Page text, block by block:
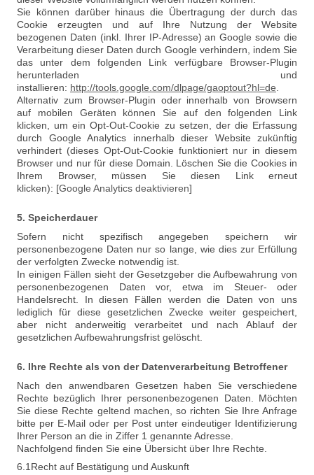
Sie können darüber hinaus die Übertragung der durch das
Cookie erzeugten und auf Ihre Nutzung der Website
bezogenen Daten (inkl. Ihrer IP-Adresse) an Google sowie die
Verarbeitung dieser Daten durch Google verhindern, indem Sie
das unter dem folgenden Link verfügbare Browser-Plugin
herunterladen und
installieren: http://tools.google.com/dlpage/gaoptout?hl=de
Alternativ zum Browser-Plugin oder innerhalb von Browsern
auf mobilen Geräten können Sie auf den folgenden Link
klicken, um ein Opt-Out-Cookie zu setzen, der die Erfassung
durch Google Analytics innerhalb dieser Website zukünftig
verhindert (dieses Opt-Out-Cookie funktioniert nur in diesem
Browser und nur für diese Domain. Löschen Sie die Cookies in
Ihrem Browser, müssen Sie diesen Link erneut
klicken): [Google Analytics deaktivieren]
5. Speicherdauer
Sofern nicht spezifisch angegeben speichern wir
personenbezogene Daten nur so lange, wie dies zur Erfüllung
der verfolgten Zwecke notwendig ist.
In einigen Fällen sieht der Gesetzgeber die Aufbewahrung von
personenbezogenen Daten vor, etwa im Steuer- oder
Handelsrecht. In diesen Fällen werden die Daten von uns
lediglich für diese gesetzlichen Zwecke weiter gespeichert,
aber nicht anderweitig verarbeitet und nach Ablauf der
gesetzlichen Aufbewahrungsfrist gelöscht.
6. Ihre Rechte als von der Datenverarbeitung Betroffener
Nach den anwendbaren Gesetzen haben Sie verschiedene
Rechte bezüglich Ihrer personenbezogenen Daten. Möchten
Sie diese Rechte geltend machen, so richten Sie Ihre Anfrage
bitte per E-Mail oder per Post unter eindeutiger Identifizierung
Ihrer Person an die in Ziffer 1 genannte Adresse.
Nachfolgend finden Sie eine Übersicht über Ihre Rechte.
6.1Recht auf Bestätigung und Auskunft